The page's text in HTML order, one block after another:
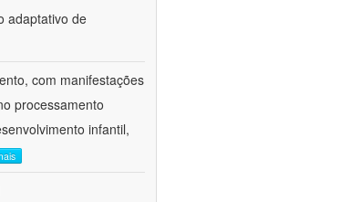
adaptativo de
com manifestações
processamento
infantil,